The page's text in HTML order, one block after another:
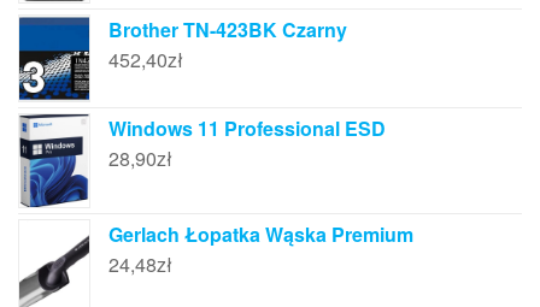
Brother TN-423BK Czarny
452,40zł
Windows 11 Professional ESD
28,90zł
Gerlach Łopatka Wąska Premium
24,48zł